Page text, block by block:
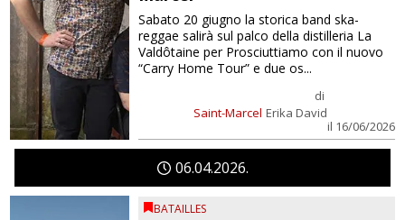
Saint-Marcel
di
Erika David
il 16/06/2026
Sabato 20 giugno la storica band ska-
reggae salirà sul palco della distilleria La
Valdôtaine per Prosciuttiamo con il nuovo
“Carry Home Tour” e due os...
0604 2026
BATAILLES